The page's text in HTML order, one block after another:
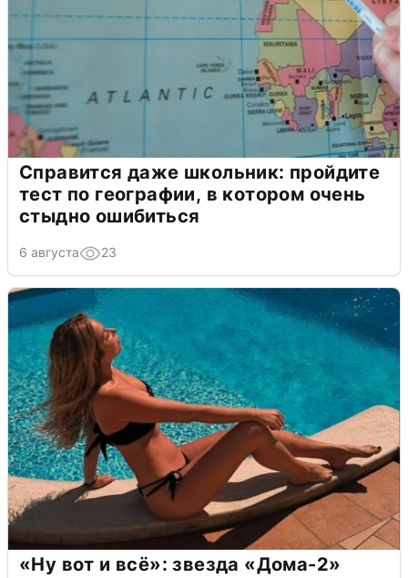
Справится даже школьник: пройдите
тест по географии, в котором очень
стыдно ошибиться
6 августа 23
«Ну вот и всё»: звезда «Дома-2»